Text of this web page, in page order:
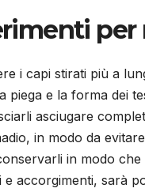
per
i capi stirati più a
piega e la forma dei
asciugare
in modo da
in modo che
e accorgimenti, sarà